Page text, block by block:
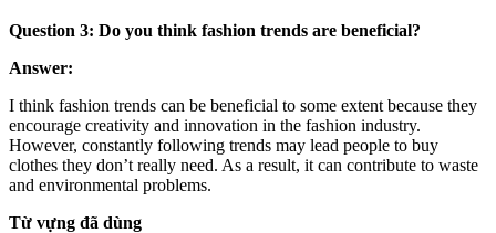
Question 3: Do you think fashion trends are beneficial?
Answer:
I think fashion trends can be beneficial to some extent because they
encourage creativity and innovation in the fashion industry.
However, constantly following trends may lead people to buy
clothes they don’t really need. As a result, it can contribute to waste
and environmental problems.
Từ vựng đã dùng